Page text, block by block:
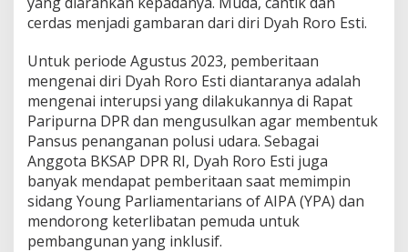
cerdas menjadi gambaran dari diri Dyah Roro Esti.
Untuk periode Agustus 2023, pemberitaan
mengenai diri Dyah Roro Esti diantaranya adalah
mengenai interupsi yang dilakukannya di Rapat
Paripurna DPR dan mengusulkan agar membentuk
Pansus penanganan polusi udara. Sebagai
Anggota BKSAP DPR RI, Dyah Roro Esti juga
banyak mendapat pemberitaan saat memimpin
sidang Young Parliamentarians of AIPA (YPA) dan
mendorong keterlibatan pemuda untuk
pembangunan yang inklusif.